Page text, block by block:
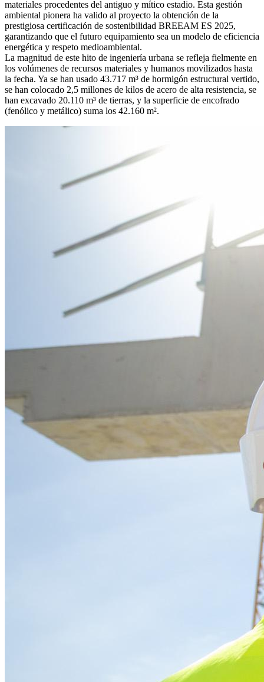
materiales procedentes del antiguo y mítico estadio. Esta gestión
ambiental pionera ha valido al proyecto la obtención de la
prestigiosa certificación de sostenibilidad BREEAM ES 2025,
garantizando que el futuro equipamiento sea un modelo de eficiencia
energética y respeto medioambiental.
La magnitud de este hito de ingeniería urbana se refleja fielmente en
los volúmenes de recursos materiales y humanos movilizados hasta
la fecha. Ya se han usado 43.717 m³ de hormigón estructural vertido,
se han colocado 2,5 millones de kilos de acero de alta resistencia, se
han excavado 20.110 m³ de tierras, y la superficie de encofrado
(fenólico y metálico) suma los 42.160 m².